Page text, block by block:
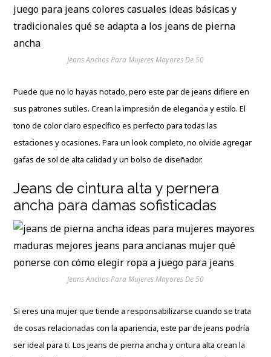
Jeans Anchos Para Mujeres Mayores De 50
Puede que no lo hayas notado, pero este par de jeans difiere en
sus patrones sutiles. Crean la impresión de elegancia y estilo. El
tono de color claro específico es perfecto para todas las
estaciones y ocasiones. Para un look completo, no olvide agregar
gafas de sol de alta calidad y un bolso de diseñador.
Jeans de cintura alta y pernera
ancha para damas sofisticadas
Jeans Anchos Para Mujeres Mayores De 50
Si eres una mujer que tiende a responsabilizarse cuando se trata
de cosas relacionadas con la apariencia, este par de jeans podría
ser ideal para ti. Los jeans de pierna ancha y cintura alta crean la